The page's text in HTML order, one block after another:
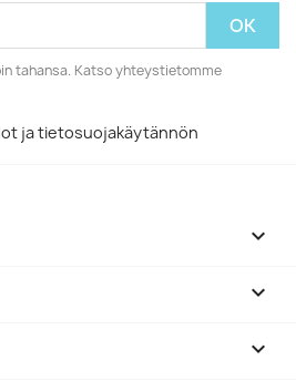
tahansa. Katso yhteystietomme
ja tietosuojakäytännön


